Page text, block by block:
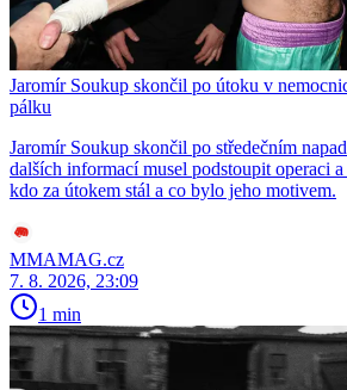
Jaromír Soukup skončil po útoku v
pálku
Jaromír Soukup skončil po středečním
dalších informací musel podstoupit operaci
kdo za útokem stál a co bylo jeho motivem.
MMAMAG.cz
7. 8. 2026, 23:09
1 min